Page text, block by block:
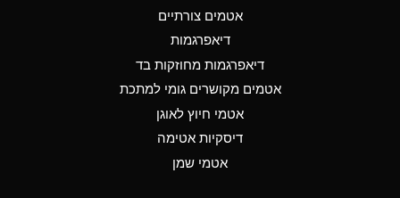
Ammonia Anhydrous
B
Ammonia Gas (cold)
A
Ammonia Gas (hot)
אטמים צורתיים
דיאפרגמות
דיאפרגמות מחוזקות בד
אטמים מקושרים גומי למתכת
אטמי חיוץ לאוגן
דיסקיות אטימה
אטמי שמן